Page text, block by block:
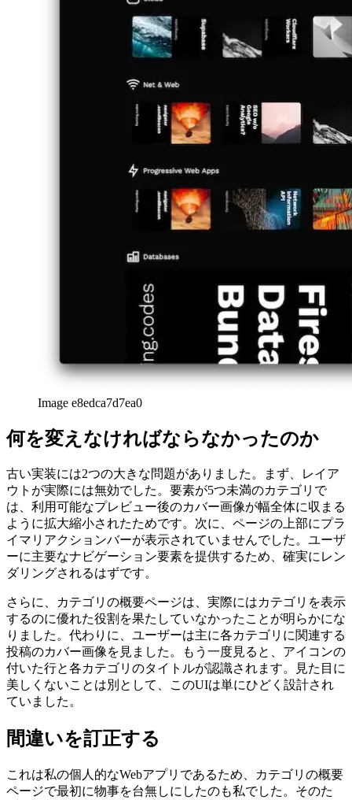
Image e8edca7d7ea0
何を変えなければならなかったのか
古い実装には2つの大きな問題がありました。まず、レイア
ウトが実際には無効でした。要素が5つ未満のカテゴリで
は、利用可能なプレビュー後のカバー画像が幅全体に収まる
ように拡大縮小されたためです。次に、ページの上部にプラ
ーに主要なナビゲーション要素を提供するため、確実にレン
ダリングされるはずです。
さらに、カテゴリの概要ページは、実際にはカテゴリを表示
するのに優れた役割を果たしていなかったことが明らかにな
りました。代わりに、ユーザーは主に各カテゴリに関連する
投稿のカバー画像を見ました。もう一度見ると、アイコンの
美しくないことは別として、このUIは単にひどく設計され
ていました。
間違いを訂正する